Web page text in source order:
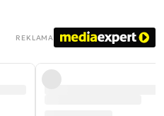
REKLAMA